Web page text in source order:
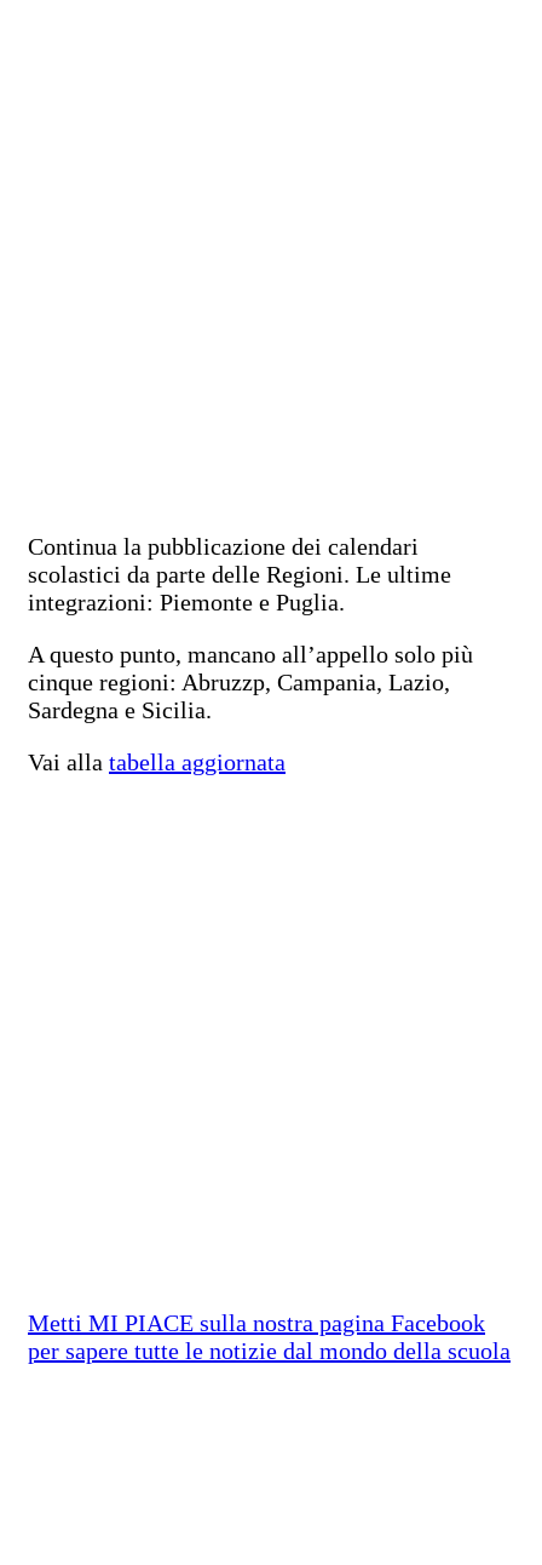
Continua la pubblicazione dei calendari
scolastici da parte delle Regioni. Le ultime
integrazioni: Piemonte e Puglia.
A questo punto, mancano all’appello solo più
cinque regioni: Abruzzp, Campania, Lazio,
Sardegna e Sicilia.
Vai alla tabella aggiornata
Metti MI PIACE sulla nostra pagina Facebook
per sapere tutte le notizie dal mondo della scuola